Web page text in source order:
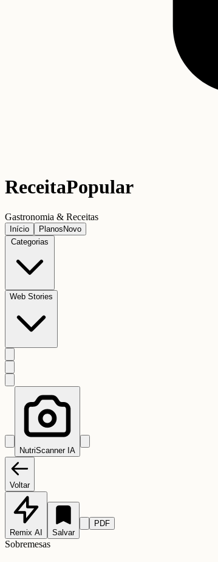
ReceitaPopular
Gastronomia & Receitas
Início Planos Novo
Categorias
Web Stories
NutriScanner IA
Voltar
Remix AI Salvar
PDF
Sobremesas